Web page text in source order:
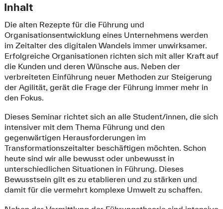
Inhalt
Die alten Rezepte für die Führung und
Organisationsentwicklung eines Unternehmens werden
im Zeitalter des digitalen Wandels immer unwirksamer.
Erfolgreiche Organisationen richten sich mit aller Kraft auf
die Kunden und deren Wünsche aus. Neben der
verbreiteten Einführung neuer Methoden zur Steigerung
der Agilität, gerät die Frage der Führung immer mehr in
den Fokus.
Dieses Seminar richtet sich an alle Student/innen, die sich
intensiver mit dem Thema Führung und den
gegenwärtigen Herausforderungen im
Transformationszeitalter beschäftigen möchten. Schon
heute sind wir alle bewusst oder unbewusst in
unterschiedlichen Situationen in Führung. Dieses
Bewusstsein gilt es zu etablieren und zu stärken und
damit für die vermehrt komplexe Umwelt zu schaffen.